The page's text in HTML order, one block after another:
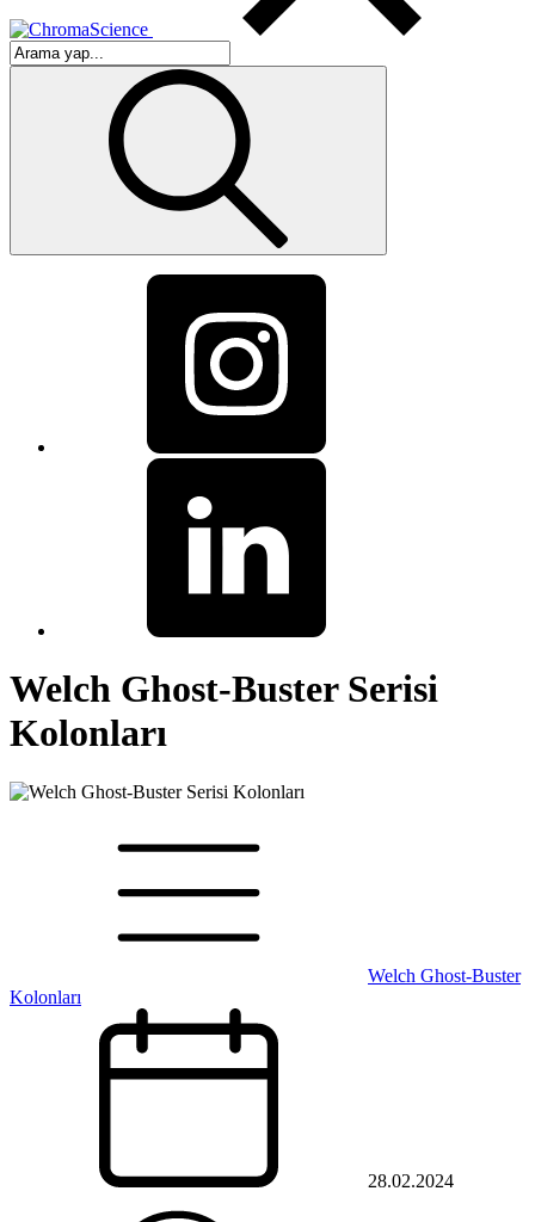
Welch Ghost-Buster Serisi
Kolonları
Welch Ghost-Buster
Kolonları
28.02.2024